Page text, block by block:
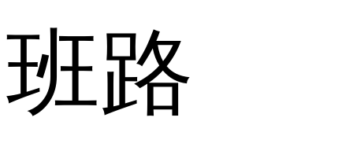
班路